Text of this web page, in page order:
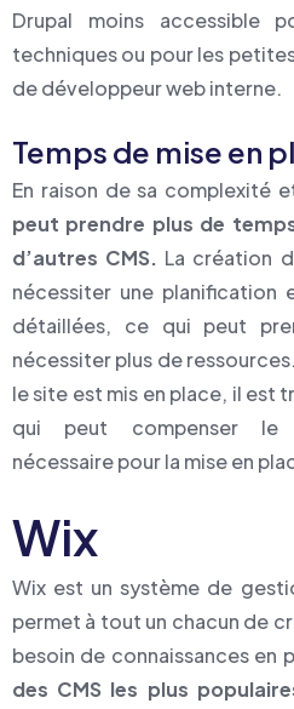
Drupal moins accessible
techniques ou pour les
de développeur web interne.
Temps de mise en
En raison de sa complexité
peut prendre plus de
d’autres CMS. La création
nécessiter une planification
détaillées, ce qui peut
nécessiter plus de
le site est mis en place, il est
qui peut compenser le
nécessaire pour la mise en
Wix
Wix est un système de
permet à tout un chacun de
besoin de connaissances en
des CMS les plus